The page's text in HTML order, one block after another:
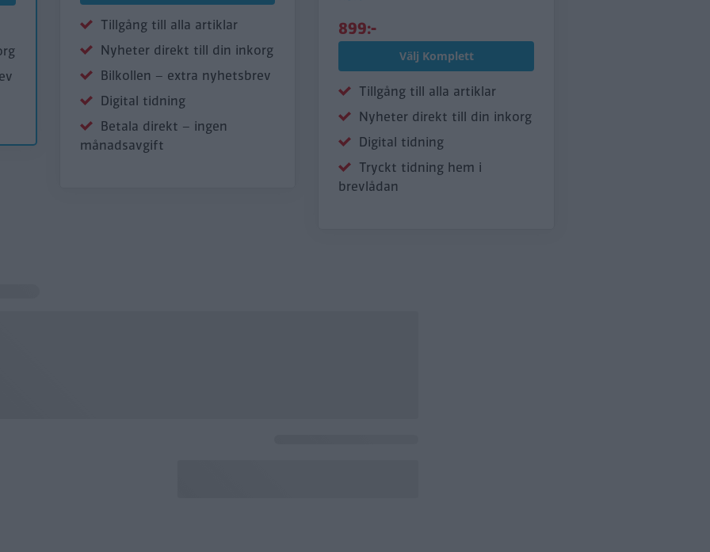
Tillgång till alla artiklar
Nyheter direkt till din inkorg
Bilkollen – extra nyhetsbrev
Digital tidning
Betala direkt – ingen
månadsavgift
899:-
Välj Komplett
Tillgång till alla artiklar
Nyheter direkt till din inkorg
Digital tidning
Tryckt tidning hem i
brevlådan